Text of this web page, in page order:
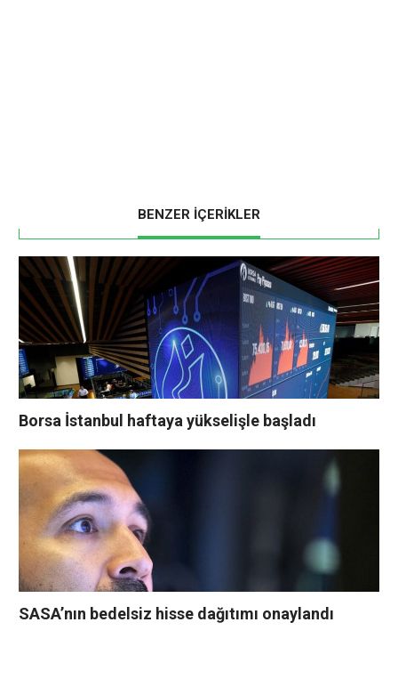
BENZER İÇERİKLER
Borsa İstanbul haftaya yükselişle başladı
SASA’nın bedelsiz hisse dağıtımı onaylandı